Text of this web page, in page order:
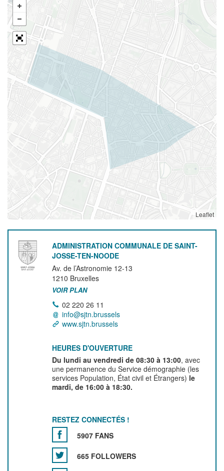
Leaflet
ADMINISTRATION COMMUNALE DE SAINT-
JOSSE-TEN-NOODE
Av. de l’Astronomie 12-13
1210 Bruxelles
VOIR PLAN
02 220 26 11
info@sjtn.brussels
www.sjtn.brussels
HEURES D'OUVERTURE
Du lundi au vendredi de 08:30 à 13:00, avec
une permanence du Service démographie (les
services Population, État civil et Étrangers) le
mardi, de 16:00 à 18:30.
RESTEZ CONNECTÉS !
5907 FANS
665 FOLLOWERS